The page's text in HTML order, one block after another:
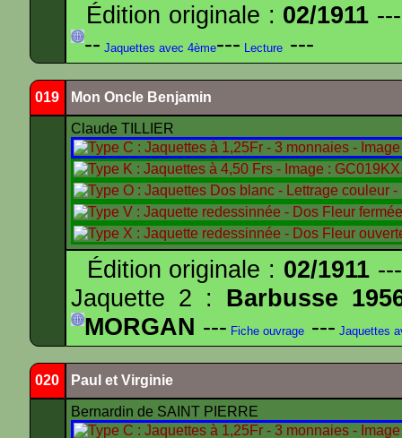
Édition originale : 02/1911
-- Jaquettes avec 4ème--- Lecture ---
019 Mon Oncle Benjamin
Claude TILLIER
Édition originale : 02/1911
Jaquette 2 : Barbusse
MORGAN --- Fiche ouvrage --- Jaquettes
020 Paul et Virginie
Bernardin de SAINT PIERRE